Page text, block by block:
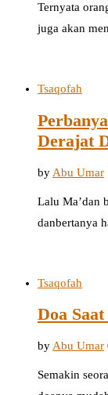
Ternyata
juga akan
Tsaqofah
Derajat
by Abu Umar
Lalu Ma’dan
danbertanya
Tsaqofah
Doa
by Abu Umar
Semakin